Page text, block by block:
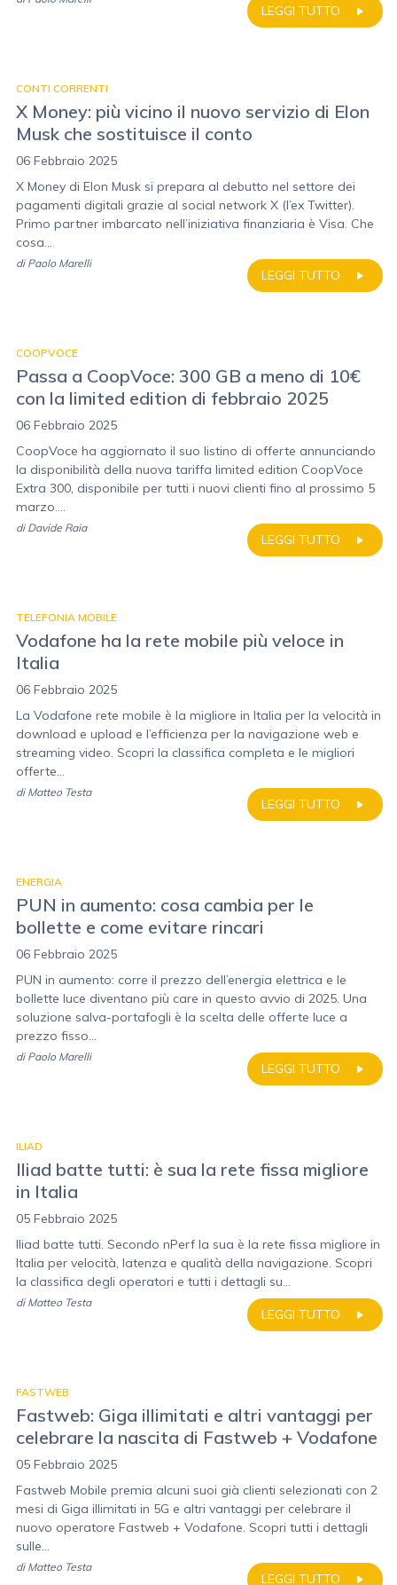
LEGGI TUTTO
CONTI CORRENTI
X Money: più vicino il nuovo servizio di Elon
Musk che sostituisce il conto
06 Febbraio 2025
X Money di Elon Musk si prepara al debutto nel settore dei
pagamenti digitali grazie al social network X (l’ex Twitter).
Primo partner imbarcato nell’iniziativa finanziaria è Visa. Che
cosa...
LEGGI TUTTO
di Paolo Marelli
COOPVOCE
Passa a CoopVoce: 300 GB a meno di 10€
con la limited edition di febbraio 2025
06 Febbraio 2025
CoopVoce ha aggiornato il suo listino di offerte annunciando
la disponibilità della nuova tariffa limited edition CoopVoce
Extra 300, disponibile per tutti i nuovi clienti fino al prossimo 5
marzo....
LEGGI TUTTO
di Davide Raia
TELEFONIA MOBILE
Vodafone ha la rete mobile più veloce in
Italia
06 Febbraio 2025
La Vodafone rete mobile è la migliore in Italia per la velocità in
download e upload e l’efficienza per la navigazione web e
streaming video. Scopri la classifica completa e le migliori
offerte...
LEGGI TUTTO
di Matteo Testa
ENERGIA
PUN in aumento: cosa cambia per le
bollette e come evitare rincari
06 Febbraio 2025
PUN in aumento: corre il prezzo dell’energia elettrica e le
bollette luce diventano più care in questo avvio di 2025. Una
soluzione salva-portafogli è la scelta delle offerte luce a
prezzo fisso...
LEGGI TUTTO
di Paolo Marelli
ILIAD
Iliad batte tutti: è sua la rete fissa migliore
in Italia
05 Febbraio 2025
Iliad batte tutti. Secondo nPerf la sua è la rete fissa migliore in
Italia per velocità, latenza e qualità della navigazione. Scopri
la classifica degli operatori e tutti i dettagli su...
LEGGI TUTTO
di Matteo Testa
FASTWEB
Fastweb: Giga illimitati e altri vantaggi per
celebrare la nascita di Fastweb + Vodafone
05 Febbraio 2025
Fastweb Mobile premia alcuni suoi già clienti selezionati con 2
mesi di Giga illimitati in 5G e altri vantaggi per celebrare il
nuovo operatore Fastweb + Vodafone. Scopri tutti i dettagli
sulle...
LEGGI TUTTO
di Matteo Testa